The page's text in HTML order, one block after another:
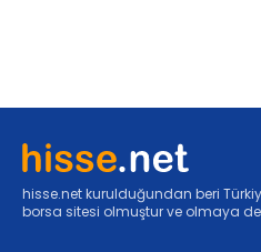
hisse.net kurulduğundan beri
borsa sitesi olmuştur ve olmaya